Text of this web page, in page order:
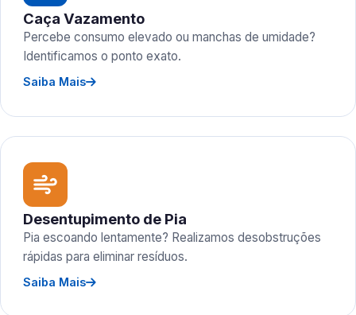
Caça Vazamento
Percebe consumo elevado ou manchas de umidade?
Identificamos o ponto exato.
Saiba Mais
Desentupimento de Pia
Pia escoando lentamente? Realizamos desobstruções
rápidas para eliminar resíduos.
Saiba Mais